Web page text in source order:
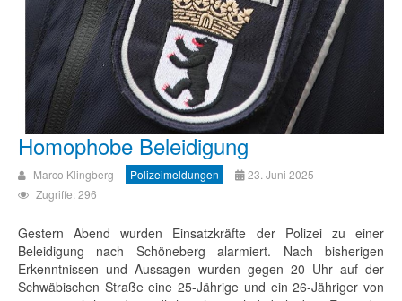
Homophobe Beleidigung
Marco Klingberg Polizeimeldungen
23. Juni 2025
Zugriffe: 296
Gestern Abend wurden Einsatzkräfte der Polizei zu einer
Beleidigung nach Schöneberg alarmiert. Nach bisherigen
Erkenntnissen und Aussagen wurden gegen 20 Uhr auf der
Schwäbischen Straße eine 25-Jährige und ein 26-Jähriger von